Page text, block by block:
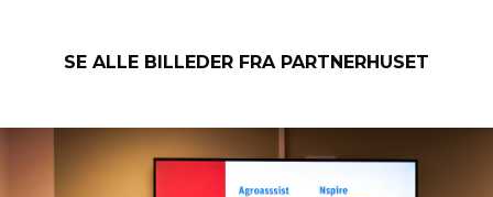
SE ALLE BILLEDER FRA PARTNERHUSET